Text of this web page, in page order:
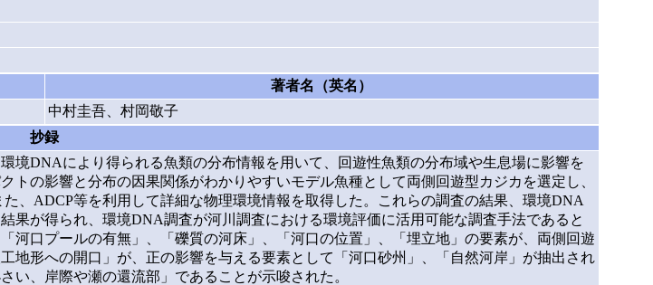
著者名（英名）
中村圭吾、村岡敬子
抄録
境DNAにより得られる魚類の分布情報を用いて、回遊性魚類の分布域や生息場に影響を
の影響と分布の因果関係がわかりやすいモデル魚種として両側回遊型カジカを選定し、
、ADCP等を利用して詳細な物理環境情報を取得した。これらの調査の結果、環境DNA
果が得られ、環境DNA調査が河川調査における環境評価に活用可能な調査手法であると
河口プールの有無」、「礫質の河床」、「河口の位置」、「埋立地」の要素が、両側回遊
形への開口」が、正の影響を与える要素として「河口砂州」、「自然河岸」が抽出され
い、岸際や瀬の還流部」であることが示唆された。